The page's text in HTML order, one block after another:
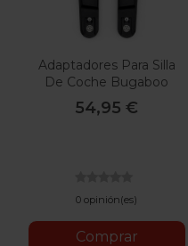
Adaptadores Para Silla
De Coche Bugaboo
Butterfly
54,95 €
0 opinión(es)
Comprar